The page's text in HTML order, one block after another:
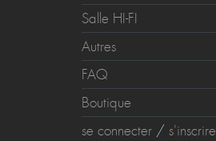
Salle HI-FI
Autres
FAQ
Boutique
se connecter / s'inscrire